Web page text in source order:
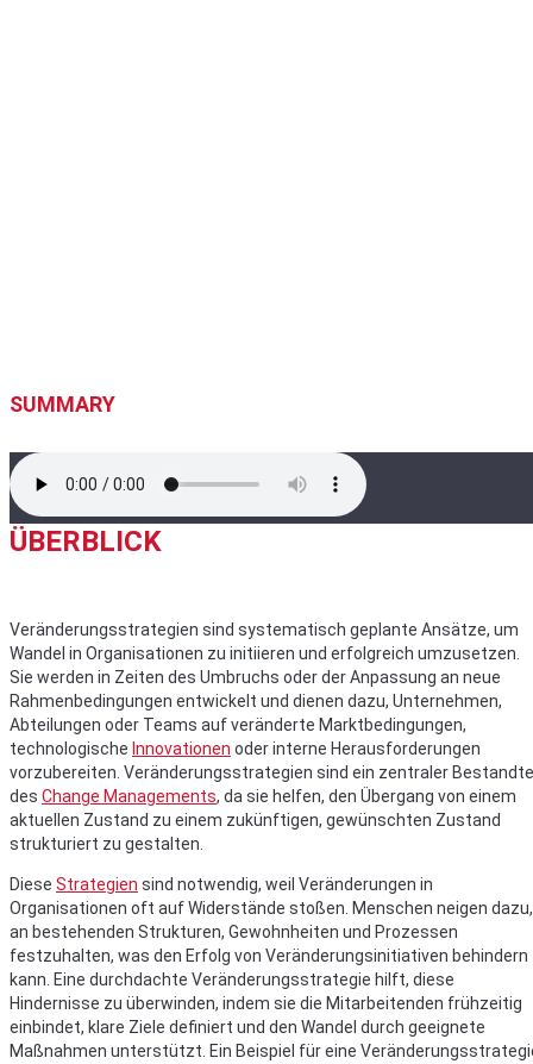
SUMMARY
ÜBERBLICK
Veränderungsstrategien sind systematisch geplante Ansätze, um
Wandel in Organisationen zu initiieren und erfolgreich umzusetzen.
Sie werden in Zeiten des Umbruchs oder der Anpassung an neue
Rahmenbedingungen entwickelt und dienen dazu, Unternehmen,
Abteilungen oder Teams auf veränderte Marktbedingungen,
technologische Innovationen oder interne Herausforderungen
vorzubereiten. Veränderungsstrategien sind ein zentraler
des Change Managements, da sie helfen, den Übergang von einem
aktuellen Zustand zu einem zukünftigen, gewünschten Zustand
strukturiert zu gestalten.
Diese Strategien sind notwendig, weil Veränderungen in
Organisationen oft auf Widerstände stoßen. Menschen neigen dazu,
an bestehenden Strukturen, Gewohnheiten und Prozessen
festzuhalten, was den Erfolg von Veränderungsinitiativen behindern
kann. Eine durchdachte Veränderungsstrategie hilft, diese
Hindernisse zu überwinden, indem sie die Mitarbeitenden frühzeitig
einbindet, klare Ziele definiert und den Wandel durch geeignete
Maßnahmen unterstützt. Ein Beispiel für eine